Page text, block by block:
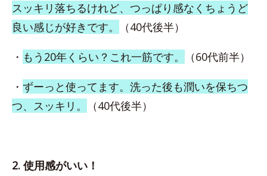
スッキリ落ちるけれど、つっぱり感なくちょうど
良い感じが好きです。
（40代後半）
・ もう20年くらい？これ一筋です。 （60代前半）
・ ずーっと使ってます。洗った後も潤いを保ちつ
つ、スッキリ。
（40代後半）
2. 使用感がいい！